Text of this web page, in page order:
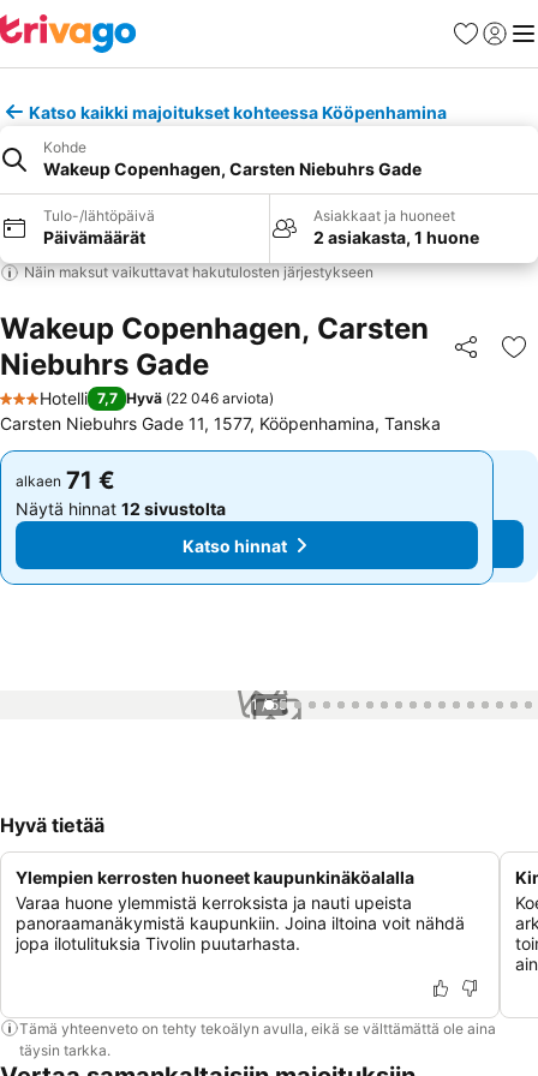
Suosikit
Katso kaikki majoitukset kohteessa Kööpenhamina
Kohde
Wakeup Copenhagen, Carsten Niebuhrs Gade
Tulo-/lähtöpäivä
Päivämäärät
Asiakkaat ja huoneet
2 asiakasta, 1 huone
Näin maksut vaikuttavat hakutulosten järjestykseen
Wakeup Copenhagen, Carsten
Niebuhrs Gade
Jaa
3 Tähtiluokitus
Hotelli 7,7 Hyvä (22 046 arviota)
Carsten Niebuhrs Gade 11, 1577, Kööpenhamina, Tanska
alkaen 71 €
Näytä hinnat 12 sivustolta
Katso hinnat
alkaen 71 €
Näytä hinnat 12 sivustolta
Katso hinnat
1 / 55
Hyvä tietää
Ylempien kerrosten huoneet kaupunkinäköalalla
Varaa huone ylemmistä kerroksista ja nauti upeista
panoraamanäkymistä kaupunkiin. Joina iltoina voit nähdä
jopa ilotulituksia Tivolin puutarhasta.
Tämä yhteenveto on tehty tekoälyn avulla, eikä se välttämättä ole aina
täysin tarkka.